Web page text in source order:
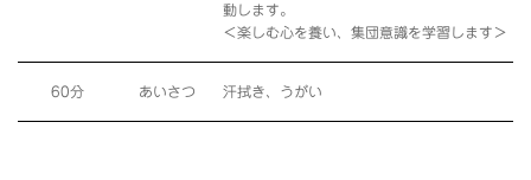
動します。
＜楽しむ心を養い、集団意識を学習します＞
60分 あいさつ 汗拭き、うがい